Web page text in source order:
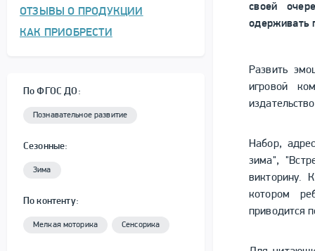
ОТЗЫВЫ О ПРОДУКЦИИ
КАК ПРИОБРЕСТИ
По ФГОС ДО:
Познавательное развитие
Сезонные:
Зима
По контенту:
Мелкая моторика Сенсорика
своей
одерживать
Развить
игровой
Набор,
зима",
викторину.
котором
приводится